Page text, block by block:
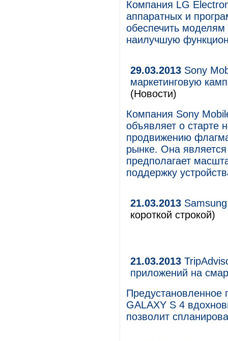
Компания LG
аппаратных и
обеспечить
наилучшую
29.03.2013 Sony
маркетинговую
(Новости)
Компания Sony
объявляет о старте
продвижению
рынке. Она
предполагает
поддержку
21.03.2013
короткой строкой)
21.03.2013
приложений на
Предустановленное
GALAXY S 4
позволит